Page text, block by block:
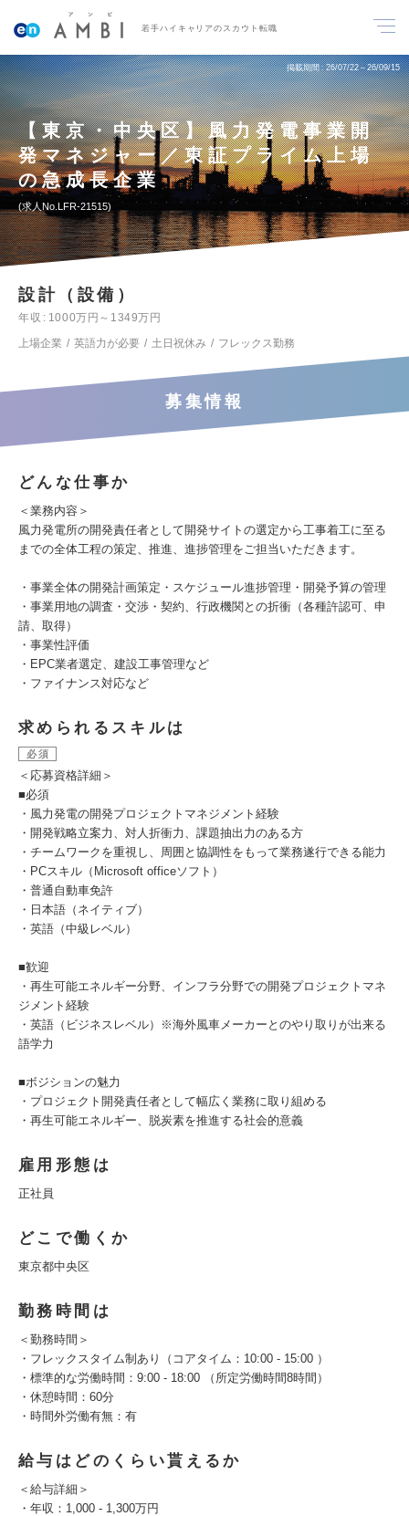
若手ハイキャリアのスカウト転職
掲載期間 26/07/22～26/09/15
【東京・中央区】風力発電事業開
発マネジャー／東証プライム上場
の急成長企業
求人No.LFR-21515
設計（設備）
年収
1000万円～1349万円
上場企業
英語力が必要 土日祝休み フレックス勤務
募集情報
どんな仕事か
＜業務内容＞
風力発電所の開発責任者として開発サイトの選定から工事着工に至る
までの全体工程の策定、推進、進捗管理をご担当いただきます。
・事業全体の開発計画策定・スケジュール進捗管理・開発予算の管理
・事業用地の調査・交渉・契約、行政機関との折衝（各種許認可、申
請、取得）
・事業性評価
・EPC業者選定、建設工事管理など
・ファイナンス対応など
求められるスキルは
必須
＜応募資格詳細＞
■必須
・風力発電の開発プロジェクトマネジメント経験
・開発戦略立案力、対人折衝力、課題抽出力のある方
・チームワークを重視し、周囲と協調性をもって業務遂行できる能力
・PCスキル（Microsoft officeソフト）
・普通自動車免許
・日本語（ネイティブ）
・英語（中級レベル）
■歓迎
・再生可能エネルギー分野、インフラ分野での開発プロジェクトマネ
ジメント経験
・英語（ビジネスレベル）※海外風車メーカーとのやり取りが出来る
語学力
■ボジションの魅力
・プロジェクト開発責任者として幅広く業務に取り組める
・再生可能エネルギー、脱炭素を推進する社会的意義
雇用形態は
正社員
どこで働くか
東京都中央区
勤務時間は
＜勤務時間＞
・フレックスタイム制あり（コアタイム：10:00 - 15:00 ）
・標準的な労働時間：9:00 - 18:00 （所定労働時間8時間）
・休憩時間：60分
・時間外労働有無：有
給与はどのくらい貰えるか
＜給与詳細＞
・年収：1,000 - 1,300万円